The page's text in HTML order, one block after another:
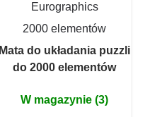
Eurographics
2000 elementów
Mata do układania puzzli
do 2000 elementów
W magazynie (3)